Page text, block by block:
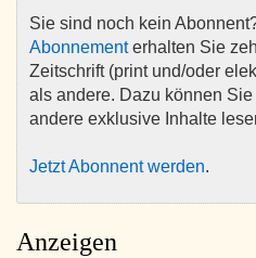
Sie sind noch kein
Abonnementerhalten Sie
Zeitschrift (print und/oder
als andere. Dazu können
andere exklusive Inhalte
Jetzt Abonnent werden.
Anzeigen